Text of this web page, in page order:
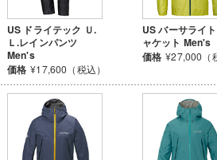
US ドライテック Ｕ.
Ｌ.レインパンツ
Men's
価格 ¥17,600（税込）
US バーサライ
ャケット Men's
価格 ¥27,000（